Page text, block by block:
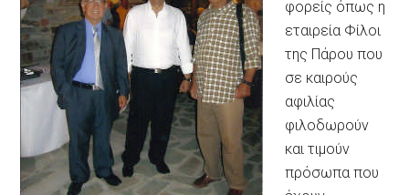
φορείς όπως η
εταιρεία Φίλοι
της Πάρου που
σε καιρούς
αφιλίας
φιλοδωρούν
και τιμούν
πρόσωπα που